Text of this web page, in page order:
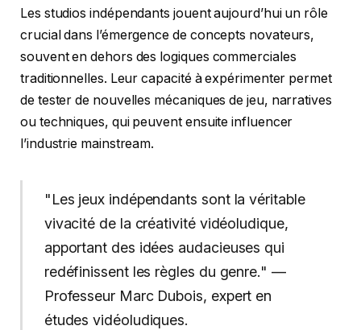
Les studios indépendants jouent aujourd’hui un rôle
crucial dans l’émergence de concepts novateurs,
souvent en dehors des logiques commerciales
traditionnelles. Leur capacité à expérimenter permet
de tester de nouvelles mécaniques de jeu, narratives
ou techniques, qui peuvent ensuite influencer
l’industrie mainstream.
"Les jeux indépendants sont la véritable
vivacité de la créativité vidéoludique,
apportant des idées audacieuses qui
redéfinissent les règles du genre." —
Professeur Marc Dubois, expert en
études vidéoludiques.